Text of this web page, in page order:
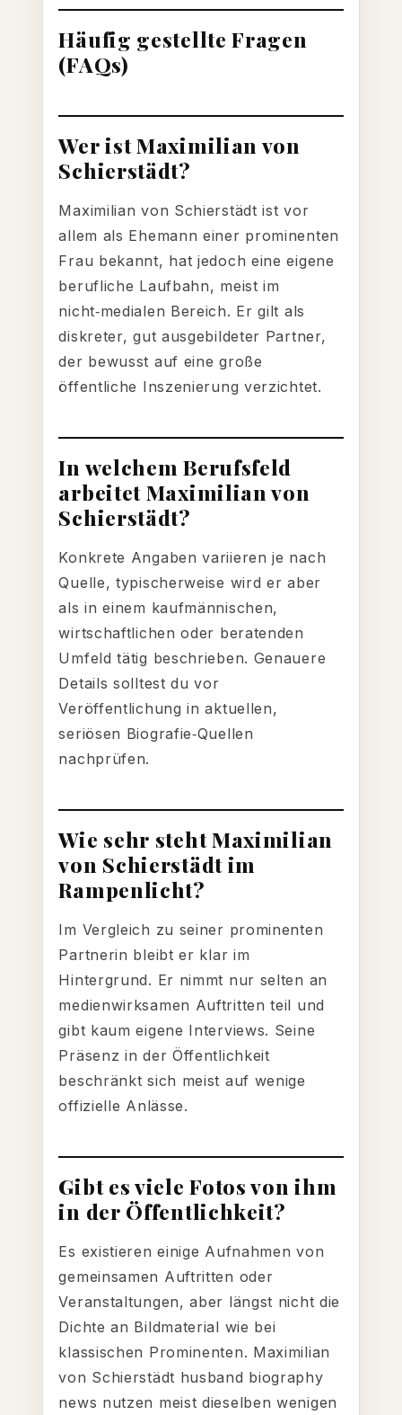
Häufig gestellte Fragen
(FAQs)
Wer ist Maximilian von
Schierstädt?
Maximilian von Schierstädt ist vor
allem als Ehemann einer prominenten
Frau bekannt, hat jedoch eine eigene
berufliche Laufbahn, meist im
nicht‑medialen Bereich. Er gilt als
diskreter, gut ausgebildeter Partner,
der bewusst auf eine große
öffentliche Inszenierung verzichtet.
In welchem Berufsfeld
arbeitet Maximilian von
Schierstädt?
Konkrete Angaben variieren je nach
Quelle, typischerweise wird er aber
als in einem kaufmännischen,
wirtschaftlichen oder beratenden
Umfeld tätig beschrieben. Genauere
Details solltest du vor
Veröffentlichung in aktuellen,
seriösen Biografie‑Quellen
nachprüfen.
Wie sehr steht Maximilian
von Schierstädt im
Rampenlicht?
Im Vergleich zu seiner prominenten
Partnerin bleibt er klar im
Hintergrund. Er nimmt nur selten an
medienwirksamen Auftritten teil und
gibt kaum eigene Interviews. Seine
Präsenz in der Öffentlichkeit
beschränkt sich meist auf wenige
offizielle Anlässe.
Gibt es viele Fotos von ihm
in der Öffentlichkeit?
Es existieren einige Aufnahmen von
gemeinsamen Auftritten oder
Veranstaltungen, aber längst nicht die
Dichte an Bildmaterial wie bei
klassischen Prominenten. Maximilian
von Schierstädt husband biography
news nutzen meist dieselben wenigen